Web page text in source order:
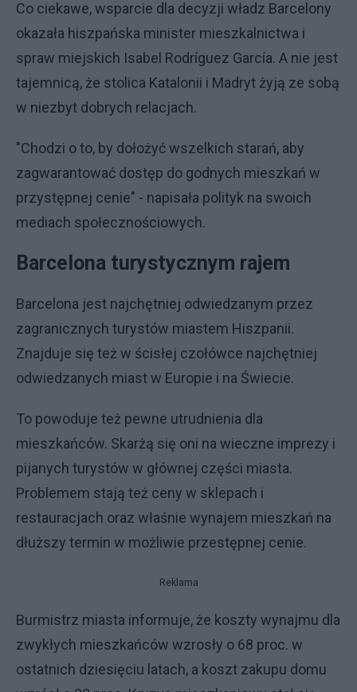
Co ciekawe, wsparcie dla decyzji władz Barcelony
okazała hiszpańska minister mieszkalnictwa i
spraw miejskich Isabel Rodríguez García. A nie jest
tajemnicą, że stolica Katalonii i Madryt żyją ze sobą
w niezbyt dobrych relacjach.
"Chodzi o to, by dołożyć wszelkich starań, aby
zagwarantować dostęp do godnych mieszkań w
przystępnej cenie" - napisała polityk na swoich
mediach społecznościowych.
Barcelona turystycznym rajem
Barcelona jest najchętniej odwiedzanym przez
zagranicznych turystów miastem Hiszpanii.
Znajduje się też w ścisłej czołówce najchętniej
odwiedzanych miast w Europie i na Świecie.
To powoduje też pewne utrudnienia dla
mieszkańców. Skarżą się oni na wieczne imprezy i
pijanych turystów w głównej części miasta.
Problemem stają też ceny w sklepach i
restauracjach oraz właśnie wynajem mieszkań na
dłuższy termin w możliwie przestępnej cenie.
Reklama
Burmistrz miasta informuje, że koszty wynajmu dla
zwykłych mieszkańców wzrosły o 68 proc. w
ostatnich dziesięciu latach, a koszt zakupu domu